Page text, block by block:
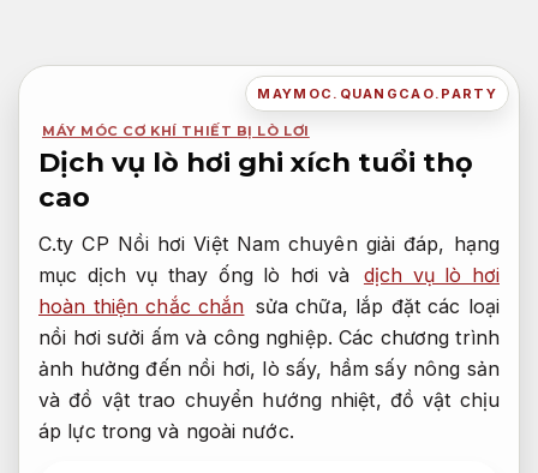
nội
MAYMOC.QUANGCAO.PARTY
MÁY MÓC CƠ KHÍ THIẾT BỊ LÒ LƠI
Dịch vụ lò hơi ghi xích tuổi thọ
cao
C.ty CP Nồi hơi Việt Nam chuyên giải đáp, hạng
mục dịch vụ thay ống lò hơi và dịch vụ lò hơi
hoàn thiện chắc chắn sửa chữa, lắp đặt các loại
nồi hơi sưởi ấm và công nghiệp. Các chương trình
ảnh hưởng đến nồi hơi, lò sấy, hầm sấy nông sản
và đồ vật trao chuyển hướng nhiệt, đồ vật chịu
áp lực trong và ngoài nước.